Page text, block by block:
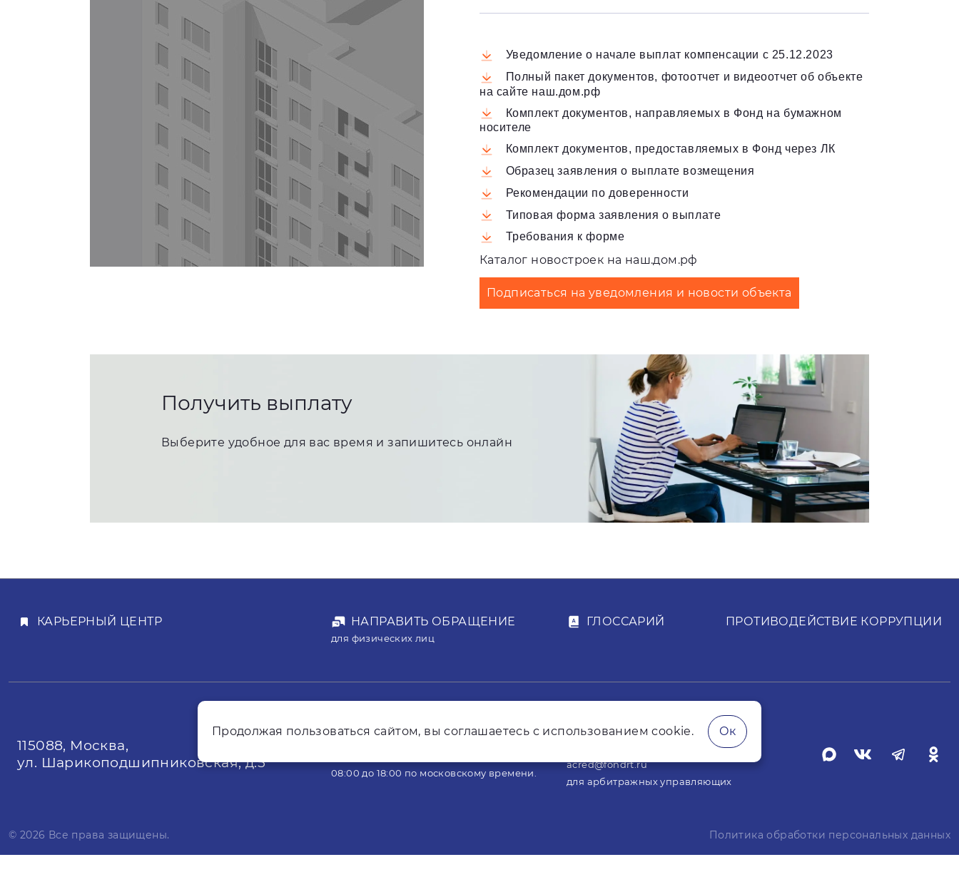
Уведомление о начале выплат компенсации с 25.12.2023
Полный пакет документов, фотоотчет и видеоотчет об объекте
на сайте наш.дом.рф
Комплект документов, направляемых в Фонд на бумажном
носителе
Комплект документов, предоставляемых в Фонд через ЛК
Образец заявления о выплате возмещения
Рекомендации по доверенности
Типовая форма заявления о выплате
Требования к форме
Каталог новостроек на наш.дом.рф
Подписаться на уведомления и новости объекта
Получить выплату
Выберите удобное для вас время и запишитесь онлайн
КАРЬЕРНЫЙ ЦЕНТР НАПРАВИТЬ ОБРАЩЕНИЕ
для физических лиц
ГЛОССАРИЙ ПРОТИВОДЕЙСТВИЕ КОРРУПЦИИ
115088, Москва,
ул. Шарикоподшипниковская, д.5
8 800 7007-214
08:00 до 18:00 по московскому времени.
acred@fondrt.ru
для арбитражных управляющих
© 2026 Все права защищены. Политика обработки персональных данных
Продолжая пользоваться сайтом, вы соглашаетесь с использованием cookie. Ок